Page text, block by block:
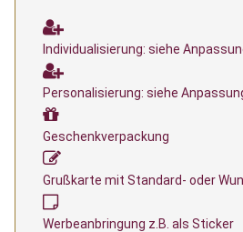
Individualisierung: siehe
Personalisierung: siehe
Geschenkverpackung
Grußkarte mit Standard- oder
Werbeanbringung z.B. als Sticker